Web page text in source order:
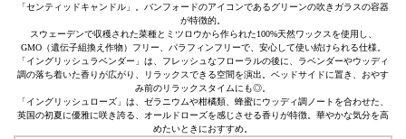
「センティッドキャンドル」。バンフォードのアイコンであるグリーンの吹きガラスの容器
が特徴的。
スウェーデンで収穫された菜種とミツロウから作られた100%天然ワックスを使用し、
GMO（遺伝子組換え作物）フリー、パラフィンフリーで、安心して使い続けられる仕様。
「イングリッシュラベンダー」は、フレッシュなフローラルの後に、ラベンダーやウッディ
調の落ち着いた香りが広がり、リラックスできる空間を演出。ベッドサイドに置き、おやす
み前のリラックスタイムにも◎。
「イングリッシュローズ」は、ゼラニウムや柑橘類、蜂蜜にウッディ調ノートを合わせた、
英国の初夏に優雅に咲き誇る、オールドローズを感じさせる香りが特徴。華やかな気分を高
めたいときにおすすめ。